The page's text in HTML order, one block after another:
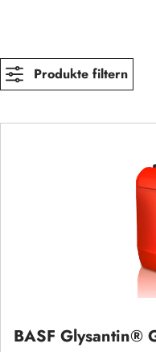
Produkte filtern
BASF Glysantin®